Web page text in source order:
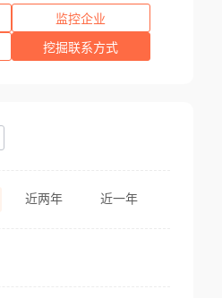
监控企业
挖掘联系方式
近两年 近一年